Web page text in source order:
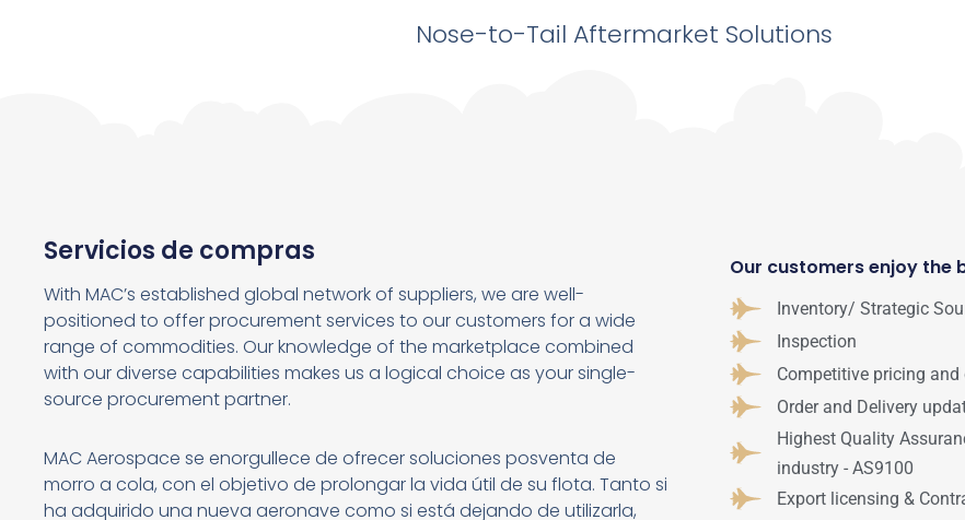
Nose-to-Tail Aftermarket Solutions
Servicios de compras
With MAC’s established global network of suppliers, we are well-
positioned to offer procurement services to our customers for a wide
range of commodities. Our knowledge of the marketplace combined
with our diverse capabilities makes us a logical choice as your single-
source procurement partner.
MAC Aerospace se enorgullece de ofrecer soluciones posventa de
morro a cola, con el objetivo de prolongar la vida útil de su flota. Tanto si
ha adquirido una nueva aeronave como si está dejando de utilizarla,
Our customers enjoy the
Inventory/ Strategic
Inspection
Competitive pricing
Order and Delivery
Highest Quality
industry - AS9100
Export licensing &